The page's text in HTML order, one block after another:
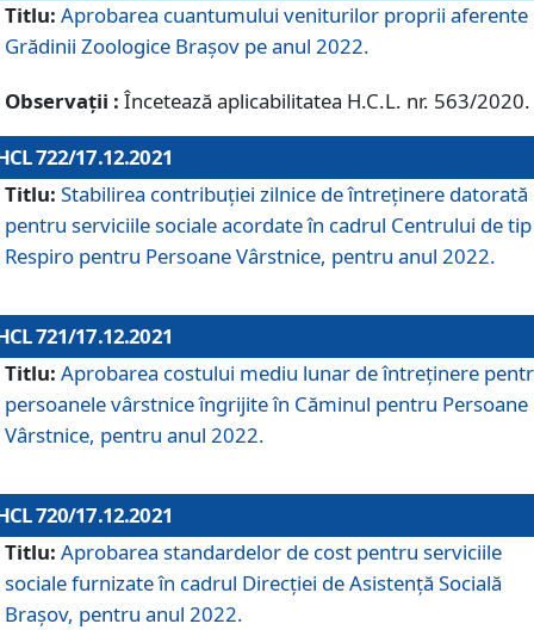
Titlu: Aprobarea cuantumului veniturilor proprii aferente
Grădinii Zoologice Braşov pe anul 2022.
Observații : Încetează aplicabilitatea H.C.L. nr. 563/2020.
722/17.12.2021
Titlu: Stabilirea contribuţiei zilnice de întreținere datorată
pentru serviciile sociale acordate în cadrul Centrului de tip
Respiro pentru Persoane Vârstnice, pentru anul 2022.
721/17.12.2021
Titlu: Aprobarea costului mediu lunar de întreţinere
persoanele vârstnice îngrijite în Căminul pentru Persoane
Vârstnice, pentru anul 2022.
720/17.12.2021
Titlu: Aprobarea standardelor de cost pentru serviciile
sociale furnizate în cadrul Direcției de Asistență Socială
Brașov, pentru anul 2022.